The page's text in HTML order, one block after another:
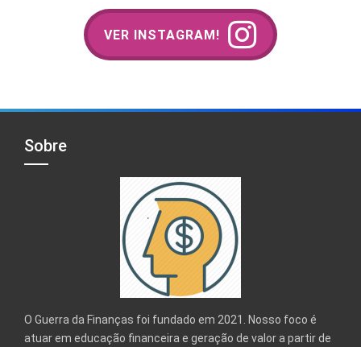
VER INSTAGRAM!
Sobre
O Guerra da Finanças foi fundado em 2021. Nosso foco é
atuar em educação financeira e geração de valor a partir de